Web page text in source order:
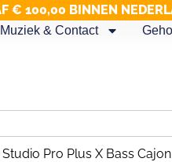
€ 100,00 BINNEN
& Contact
Pro Plus X Bass Cajon